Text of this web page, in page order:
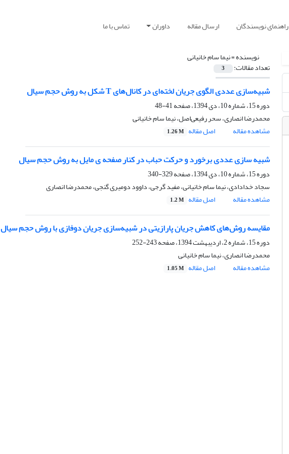
راهنمای نویسندگان ارسال مقاله داوران تماس با ما
نویسنده =نیما سام خانیانی
تعداد مقالات: 3
شبیه‌سازی عددی الگوی جریان لخته‌ای در کانال‌های T شکل به روش حجم سیال
دوره 15، شماره 10، دی 1394، صفحه
41-48
محمدرضا انصاری، سحر رفیعی‌اصل، نیما سام خانیانی
مشاهده مقاله
اصل مقاله 1.26 M
‌‌‌شبیه سازی عددی برخورد و حرکت حباب در کنار صفحه ی مایل به روش حجم سیال
دوره 15، شماره 10، دی 1394، صفحه
329-340
سجاد خدادادی، نیما سام خانیانی، مفید گرجی، داوود دومیری گنجی، محمدرضا انصاری
مشاهده مقاله
اصل مقاله 1.2 M
مقایسه روش‌های کاهش جریان پارازیتی در شبیه‌سازی جریان دوفازی با روش حجم سیال
دوره 15، شماره 2، اردیبهشت 1394، صفحه
243-252
محمدرضا انصاری، نیما سام خانیانی
مشاهده مقاله
اصل مقاله 1.05 M